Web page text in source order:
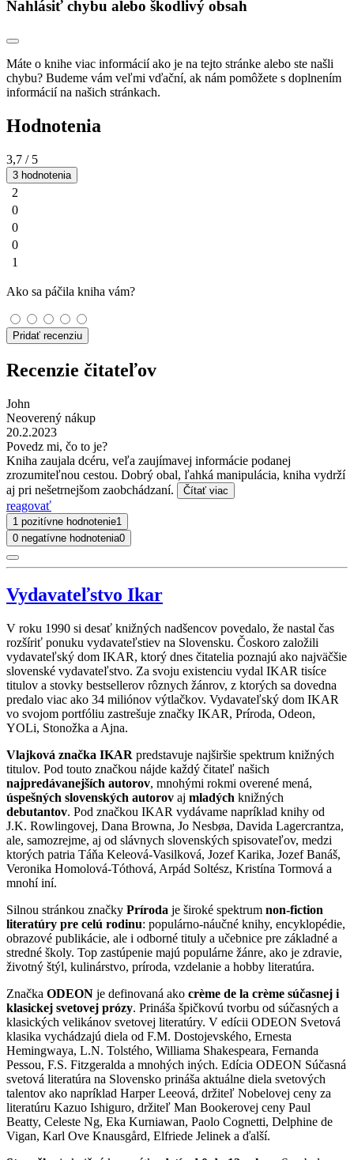
Nahlásiť chybu alebo škodlivý obsah
Máte o knihe viac informácií ako je na tejto stránke alebo ste našli
chybu? Budeme vám veľmi vďační, ak nám pomôžete s doplnením
informácií na našich stránkach.
Hodnotenia
3,7 / 5
3 hodnotenia
2
0
0
0
1
Ako sa páčila kniha vám?
Pridať recenziu
Recenzie čitateľov
John
Neoverený nákup
20.2.2023
Povedz mi, čo to je?
Kniha zaujala dcéru, veľa zaujímavej informácie podanej
zrozumiteľnou cestou. Dobrý obal, ľahká manipulácia, kniha vydrží
aj pri nešetrnejšom zaobchádzaní.
Čítať viac
reagovať
1 pozitívne hodnotenie1
0 negatívne hodnotenia0
Vydavateľstvo Ikar
V roku 1990 si desať knižných nadšencov povedalo, že nastal čas
rozšíriť ponuku vydavateľstiev na Slovensku. Čoskoro založili
vydavateľský dom IKAR, ktorý dnes čitatelia poznajú ako najväčšie
slovenské vydavateľstvo. Za svoju existenciu vydal IKAR tisíce
titulov a stovky bestsellerov rôznych žánrov, z ktorých sa dovedna
predalo viac ako 34 miliónov výtlačkov. Vydavateľský dom IKAR
vo svojom portfóliu zastrešuje značky IKAR, Príroda, Odeon,
YOLi, Stonožka a Ajna.
Vlajková značka IKAR predstavuje najširšie spektrum knižných
titulov. Pod touto značkou nájde každý čitateľ našich
najpredávanejších autorov, mnohými rokmi overené mená,
úspešných slovenských autorov aj mladých knižných
debutantov. Pod značkou IKAR vydávame napríklad knihy od
J.K. Rowlingovej, Dana Browna, Jo Nesbøa, Davida Lagercrantza,
ale, samozrejme, aj od slávnych slovenských spisovateľov, medzi
ktorých patria Táňa Keleová-Vasilková, Jozef Karika, Jozef Banáš,
Veronika Homolová-Tóthová, Arpád Soltész, Kristína Tormová a
mnohí iní.
Silnou stránkou značky Príroda je široké spektrum non-fiction
literatúry pre celú rodinu: populárno-náučné knihy, encyklopédie,
obrazové publikácie, ale i odborné tituly a učebnice pre základné a
stredné školy. Top zastúpenie majú populárne žánre, ako je zdravie,
životný štýl, kulinárstvo, príroda, vzdelanie a hobby literatúra.
Značka ODEON je definovaná ako crème de la crème súčasnej i
klasickej svetovej prózy. Prináša špičkovú tvorbu od súčasných a
klasických velikánov svetovej literatúry. V edícii ODEON Svetová
klasika vychádzajú diela od F.M. Dostojevského, Ernesta
Hemingwaya, L.N. Tolstého, Williama Shakespeara, Fernanda
Pessou, F.S. Fitzgeralda a mnohých iných. Edícia ODEON Súčasná
svetová literatúra na Slovensko prináša aktuálne diela svetových
talentov ako napríklad Harper Leeová, držiteľ Nobelovej ceny za
literatúru Kazuo Ishiguro, držiteľ Man Bookerovej ceny Paul
Beatty, Celeste Ng, Eka Kurniawan, Paolo Cognetti, Delphine de
Vigan, Karl Ove Knausgård, Elfriede Jelinek a ďalší.